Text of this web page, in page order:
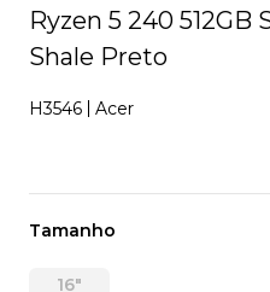
Ryzen 5 240 512GB
Shale Preto
H3546 Acer
Tamanho
16"